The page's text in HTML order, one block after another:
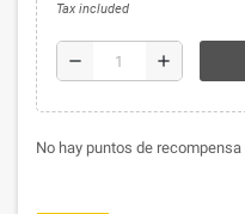
Tax included
remove add
No hay puntos de